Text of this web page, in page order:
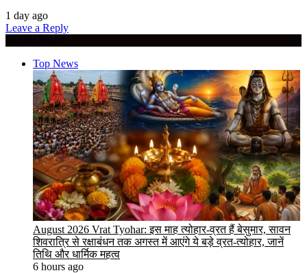
1 day ago
Leave a Reply
Top News
August 2026 Vrat Tyohar: इस माह त्योहार-व्रत हैं बेसुमार, सावन
शिवरात्रि से रक्षाबंधन तक अगस्त में आएंगे ये बड़े व्रत-त्योहार, जानें
तिथि और धार्मिक महत्व
6 hours ago